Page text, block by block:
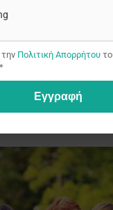
(ECHE)
Πολιτική Απορρήτου
Εγγραφή